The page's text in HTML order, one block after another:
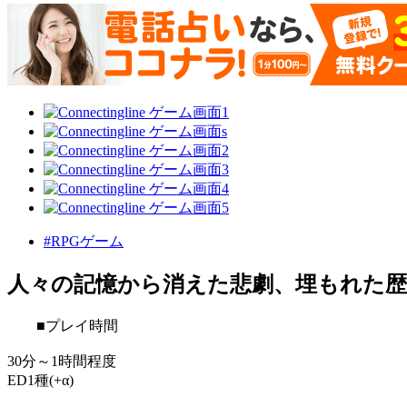
#RPGゲーム
人々の記憶から消えた悲劇、埋もれた
■プレイ時間
30分～1時間程度
ED1種(+α)